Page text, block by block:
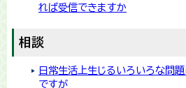
れば受信できますか
相談
日常生活上生じるいろいろな問
ですが